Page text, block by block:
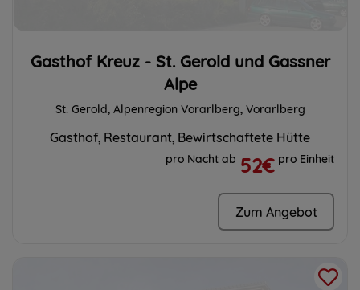
Gasthof Kreuz - St. Gerold und Gassner
Alpe
St. Gerold, Alpenregion Vorarlberg, Vorarlberg
Gasthof Restaurant Bewirtschaftete Hütte
pro Nacht ab 52€ pro Einheit
Zum Angebot